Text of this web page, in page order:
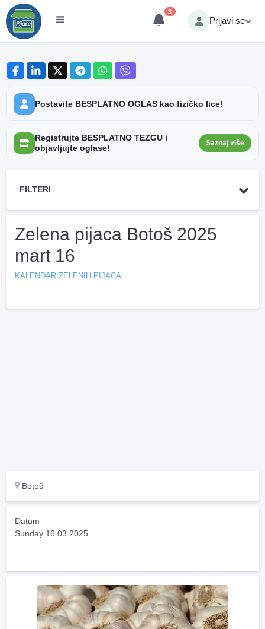
3
Prijavi se
Postavite BESPLATNO OGLAS kao fizičko lice!
Registrujte BESPLATNO TEZGU i
objavljujte oglase!
Saznaj više
FILTERI
Zelena pijaca Botoš 2025
mart 16
KALENDAR ZELENIH PIJACA
Botoš
Datum
Sunday 16.03.2025.